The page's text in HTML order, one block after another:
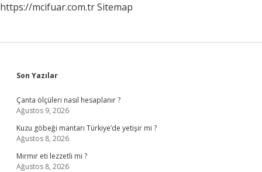
https://mcifuar.com.trSitemap
Sidebar
Son Yazılar
Çanta ölçüleri nasıl hesaplanır ?
Ağustos 9, 2026
Kuzu göbeği mantarı Türkiye’de yetişir mi ?
Ağustos 8, 2026
Mırmır eti lezzetli mi ?
Ağustos 8, 2026